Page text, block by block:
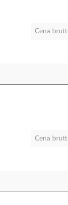
Cena
Cena